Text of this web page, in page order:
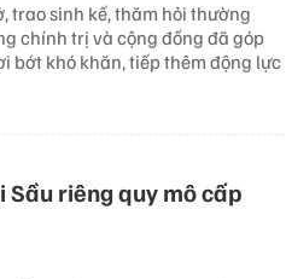
trao sinh kế, thăm hỏi thường
chính trị và cộng đồng đã góp
bớt khó khăn, tiếp thêm động lực
riêng quy mô cấp